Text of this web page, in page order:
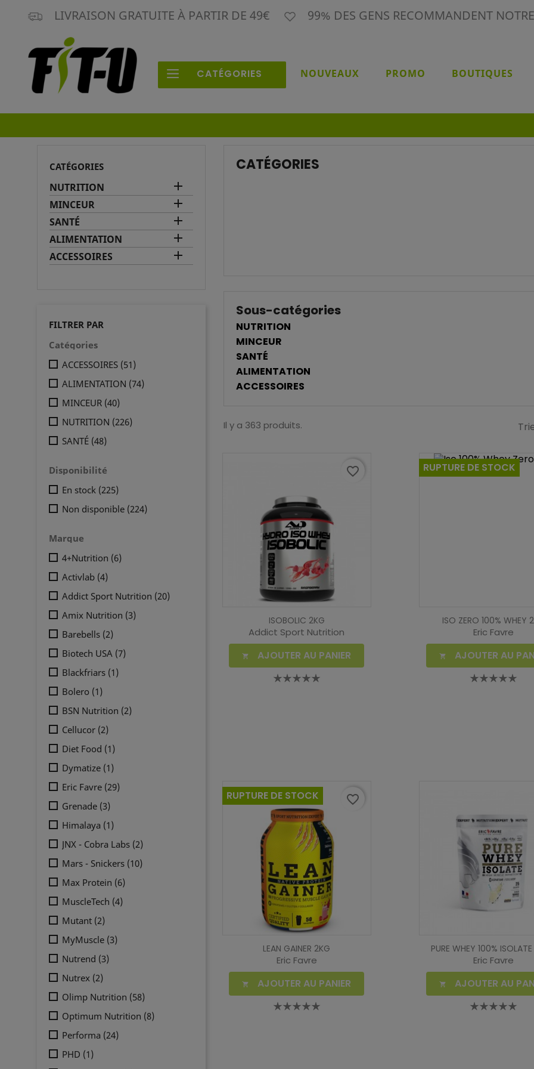
LIVRAISON GRATUITE À PARTIR DE 49€ 99% DES GENS RECOMMANDENT
CATÉGORIES NOUVEAUX PROMO BOUTIQUES
CATÉGORIES
NUTRITION 
MINCEUR 
SANTÉ 
ALIMENTATION 
ACCESSOIRES 
FILTRER PAR
Catégories
ACCESSOIRES (51)
ALIMENTATION (74)
MINCEUR (40)
NUTRITION (226)
SANTÉ (48)
Disponibilité
En stock (225)
Non disponible (224)
Marque
4+Nutrition (6)
Activlab (4)
Addict Sport Nutrition (20)
Amix Nutrition (3)
Barebells (2)
Biotech USA (7)
Blackfriars (1)
Bolero (1)
BSN Nutrition (2)
Cellucor (2)
Diet Food (1)
Dymatize (1)
Eric Favre (29)
Grenade (3)
Himalaya (1)
JNX - Cobra Labs (2)
Mars - Snickers (10)
Max Protein (6)
MuscleTech (4)
Mutant (2)
MyMuscle (3)
Nutrend (3)
Nutrex (2)
Olimp Nutrition (58)
Optimum Nutrition (8)
Performa (24)
PHD (1)
CATÉGORIES
Sous-catégories
NUTRITION
MINCEUR
SANTÉ
ALIMENTATION
ACCESSOIRES
Il y a 363 produits.
ISOBOLIC 2KG
Addict Sport Nutrition
 AJOUTER AU PANIER
favorite_border
ISO ZERO 100% WHEY
Eric Favre
 AJOUTER AU
RUPTURE DE STOCK
LEAN GAINER 2KG
Eric Favre
 AJOUTER AU PANIER
RUPTURE DE STOCK favorite_border
PURE WHEY 100%
Eric Favre
 AJOUTER AU